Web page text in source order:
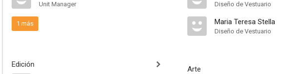
Unit Manager
1 más
Edición
Diseño de Vestuario
Maria Teresa Stella
Diseño de Vestuario
Arte